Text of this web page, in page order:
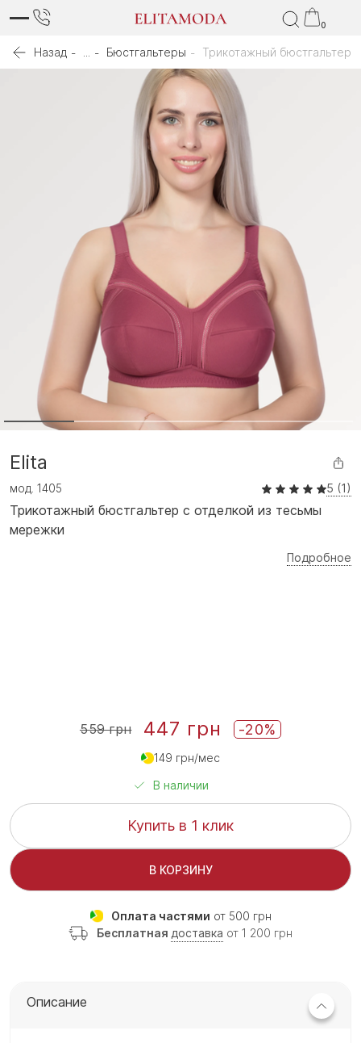
0
Назад Бюстгальтеры Трикотажный бюстгальтер
Elita
мод. 1405 5 (1)
Трикотажный бюстгальтер с отделкой из тесьмы
мережки
Подробное
559 грн 447 грн -20%
149 грн/мес
В наличии
Купить в 1 клик
В КОРЗИНУ
Оплата частями от 500 грн
Бесплатная доставка от 1 200 грн
Описание